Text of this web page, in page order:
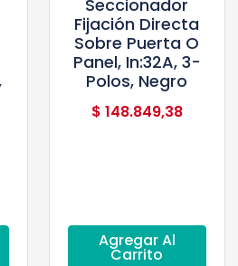
Seccionador
Fijación Directa
Sobre Puerta O
Panel, In:32A, 3-
Polos, Negro
$ 148.849,38
Agregar Al
Carrito